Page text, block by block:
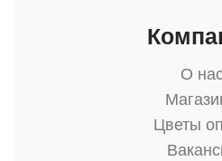
О
Цветы